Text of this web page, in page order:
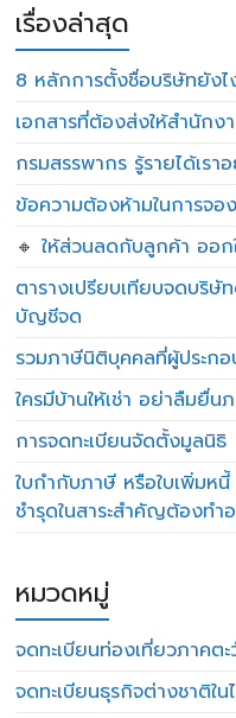
เรื่องล่าสุด
8 หลักการตั้งชื่อบริษัทยัง
เอกสารที่ต้องส่งให้สำนัก
กรมสรรพากร รู้รายได้เรา
ข้อความต้องห้ามในการจอ
🔸 ให้ส่วนลดกับลูกค้า ออ
ตารางเปรียบเทียบจดบริษั
บัญชีจด
รวมภาษีนิติบุคคลที่ผู้ประกอ
ใครมีบ้านให้เช่า อย่าลืมยื่น
การจดทะเบียนจัดตั้งมูลนิธิ
ใบกำกับภาษี หรือใบเพิ่มห
ชำรุดในสาระสำคัญต้องทำ
หมวดหมู่
จดทะเบียนท่องเที่ยวภาคต
จดทะเบียนธุรกิจต่างชาติใน